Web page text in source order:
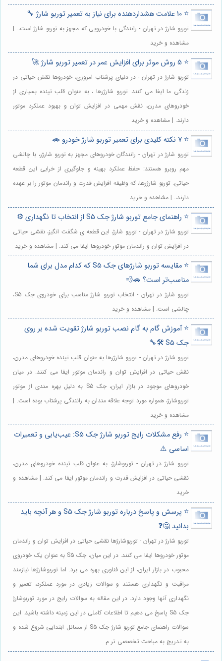
⭐️ 10 علامت هشداردهنده برای نیاز به تعمیر توربو شارژ 🔧
توربو شارژ در تهران - رانندگی با خودرویی که مجهز به توربو شارژ است،. |
مشاهده و خرید
⭐️ 5 روش موثر برای افزایش عمر در تعمیر توربو شارژ 🚀
توربو شارژ در تهران - در دنیای پرشتاب امروزی، خودروها نقش حیاتی در
زندگی ما ایفا می کنند. توربو شارژرها ، به عنوان قلب تپنده بسیاری از
خودروهای مدرن، نقش مهمی در افزایش توان و بهبود عملکرد موتور
دارند. | مشاهده و خرید
⭐️ 7 نکته کلیدی برای تعمیر توربو شارژ خودرو 🚗
توربو شارژ در تهران - رانندگان خودروهای مجهز به توربو شارژر، با چالشی
مهم روبرو هستند: حفظ عملکرد بهینه و جلوگیری از خرابی این قطعه
حیاتی. توربو شارژرها، که وظیفه افزایش قدرت و راندمان موتور را بر عهده
دارند،. | مشاهده و خرید
⭐️ راهنمای جامع توربو شارژ جک S5 از انتخاب تا نگهداری ⚙️
توربو شارژ در تهران - توربو شارژ، این قطعه ی شگفت انگیز، نقشی حیاتی
در افزایش توان و راندمان موتور خودروها ایفا می کند. | مشاهده و خرید
⭐️ مقایسه توربو شارژهای جک S5 که کدام مدل برای شما
مناسب‌تر است؟ 🚗💨
توربو شارژ در تهران - انتخاب توربو شارژ مناسب برای خودروی جک S5،
چالشی است. | مشاهده و خرید
⭐️ آموزش گام به گام نصب توربو شارژ تقویت شده بر روی
جک S5 🛠️🔧
توربو شارژ در تهران - توربو شارژرها به عنوان قلب تپنده خودروهای مدرن،
نقش حیاتی در افزایش توان و راندمان موتور ایفا می کنند. در میان
خودروهای موجود در بازار ایران، جک S5 به دلیل بهره مندی از موتور
توربوشارژ، همواره مورد توجه علاقه مندان به رانندگی پرشتاب بوده است. |
مشاهده و خرید
⭐️ رفع مشکلات رایج توربو شارژ جک S5: عیب‌یابی و تعمیرات
اساسی ⚠️
توربو شارژ در تهران - توربوشارژ، به عنوان قلب تپنده خودروهای مدرن،
نقشی حیاتی در افزایش قدرت و راندمان موتور ایفا می کند. | مشاهده و
خرید
⭐️ پرسش و پاسخ درباره توربو شارژ جک S5 و هر آنچه باید
بدانید 🤔❓
توربو شارژ در تهران - توربوشارژها نقشی حیاتی در افزایش توان و راندمان
موتور خودروها ایفا می کنند. در این میان، جک S5 به عنوان یک خودروی
محبوب در بازار ایران، از این فناوری بهره می برد. اما توربوشارژها نیازمند
مراقبت و نگهداری هستند و سوالات زیادی در مورد عملکرد، تعمیر و
نگهداری آنها وجود دارد. در این مقاله به سوالات رایج در مورد توربوشارژ
جک S5 پاسخ می دهیم تا اطلاعات کاملی در این زمینه داشته باشید. این
سوالات راهنمای جامع توربو شارژ جک S5 از مسائل ابتدایی شروع شده و
به تدریج به مباحث تخصصی تر م